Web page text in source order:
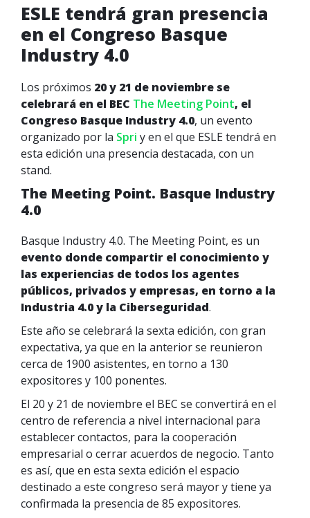
ESLE tendrá gran presencia
en el Congreso Basque
Industry 4.0
Los próximos 20 y 21 de noviembre se
celebrará en el BEC The Meeting Point, el
Congreso Basque Industry 4.0, un evento
organizado por la Spri y en el que ESLE tendrá en
esta edición una presencia destacada, con un
stand.
The Meeting Point. Basque Industry
4.0
Basque Industry 4.0. The Meeting Point, es un
evento donde compartir el conocimiento y
las experiencias de todos los agentes
públicos, privados y empresas, en torno a la
Industria 4.0 y la Ciberseguridad.
Este año se celebrará la sexta edición, con gran
expectativa, ya que en la anterior se reunieron
cerca de 1900 asistentes, en torno a 130
expositores y 100 ponentes.
El 20 y 21 de noviembre el BEC se convertirá en el
centro de referencia a nivel internacional para
establecer contactos, para la cooperación
empresarial o cerrar acuerdos de negocio. Tanto
es así, que en esta sexta edición el espacio
destinado a este congreso será mayor y tiene ya
confirmada la presencia de 85 expositores.